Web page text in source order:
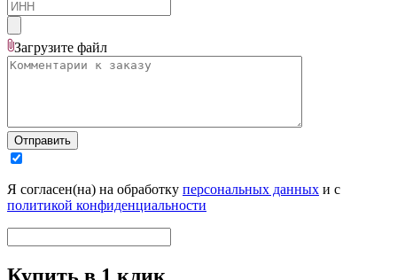
Загрузите файл
Отправить
Я согласен(на) на обработку персональных данных и с
политикой конфиденциальности